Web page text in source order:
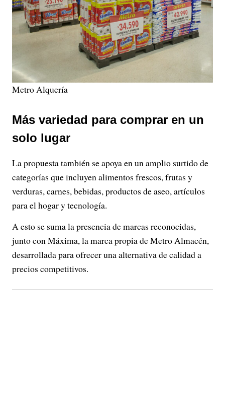
Metro Alquería
Más variedad para comprar en un
solo lugar
La propuesta también se apoya en un amplio surtido de
categorías que incluyen alimentos frescos, frutas y
verduras, carnes, bebidas, productos de aseo, artículos
para el hogar y tecnología.
A esto se suma la presencia de marcas reconocidas,
junto con Máxima, la marca propia de Metro Almacén,
desarrollada para ofrecer una alternativa de calidad a
precios competitivos.